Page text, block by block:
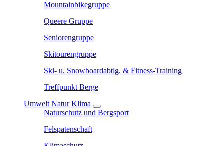
Mountainbikegruppe
Queere Gruppe
Seniorengruppe
Skitourengruppe
Ski- u. Snowboardabtlg. & Fitness-Training
Treffpunkt Berge
Umwelt Natur Klima
Naturschutz und Bergsport
Felspatenschaft